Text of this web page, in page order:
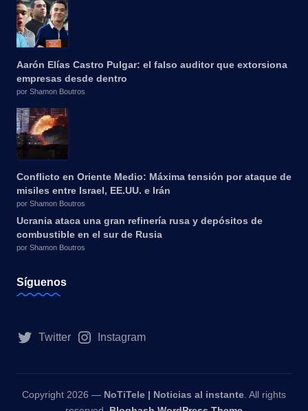
Aarón Elías Castro Pulgar: el falso auditor que extorsiona
empresas desde dentro
por Shamon Boutros
Conflicto en Oriente Medio: Máxima tensión por ataque de
misiles entre Israel, EE.UU. e Irán
por Shamon Boutros
Ucrania ataca una gran refinería rusa y depósitos de
combustible en el sur de Rusia
por Shamon Boutros
Síguenos
Twitter Instagram
Copyright 2026 — NoTiTele | Noticias al instante. All rights